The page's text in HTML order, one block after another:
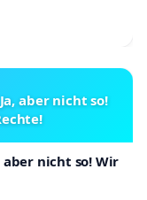
aber nicht so!
nicht so! Wir